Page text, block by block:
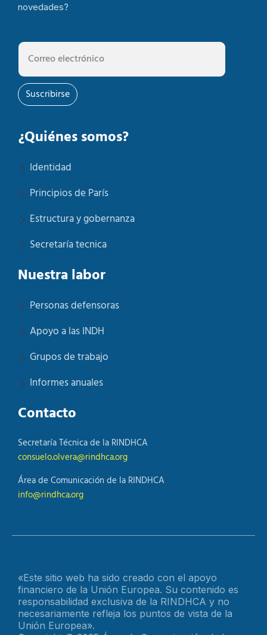
novedades?
Suscribirse
¿Quiénes somos?
Identidad
Principios de París
Estructura y gobernanza
Secretaría tecnica
Nuestra labor
Personas defensoras
Apoyo a las INDH
Grupos de trabajo
Informes anuales
Contacto
Secretaría Técnica de la RINDHCA
consuelo.olvera@rindhca.org
Área de Comunicación de la RINDHCA
info@rindhca.org
«Este sitio web ha sido creado con el apoyo
financiero de la Unión Europea. Su contenido es
responsabilidad exclusiva de la RINDHCA y no
necesariamente refleja los puntos de vista de la
Unión Europea».